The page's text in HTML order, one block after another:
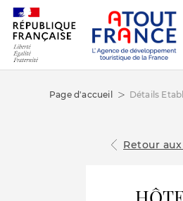
Page d'accueil Détails
Retour